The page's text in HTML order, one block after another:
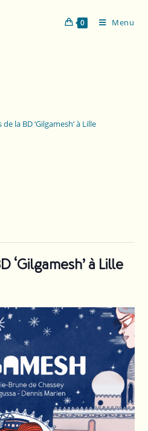
0 Menu
de la BD ‘Gilgamesh’ à Lille
‘Gilgamesh’ à Lille